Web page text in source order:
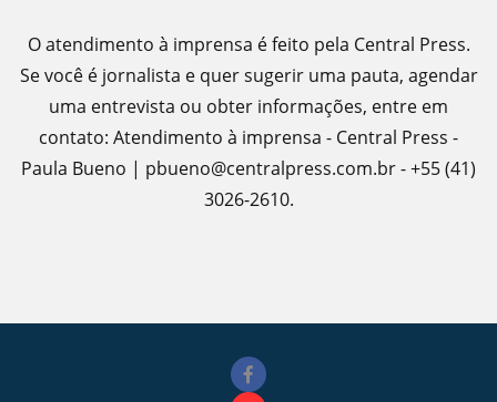
O atendimento à imprensa é feito pela Central Press.
Se você é jornalista e quer sugerir uma pauta, agendar
uma entrevista ou obter informações, entre em
contato: Atendimento à imprensa - Central Press -
Paula Bueno | pbueno@centralpress.com.br - +55 (41)
3026-2610.